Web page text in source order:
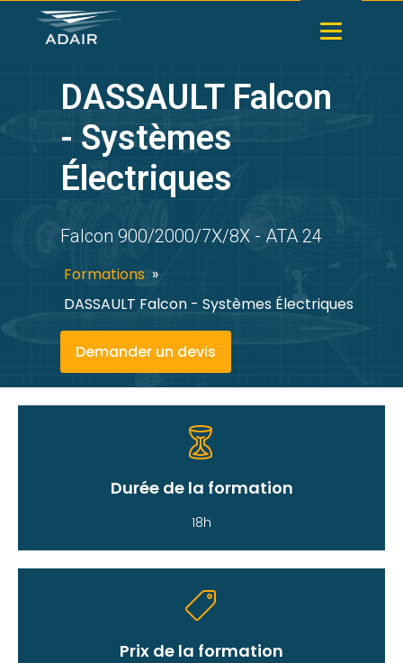
DASSAULT Falcon
- Systèmes
Électriques
Falcon 900/2000/7X/8X - ATA 24
Formations »
DASSAULT Falcon - Systèmes Électriques
Demander un devis
Durée de la formation
18h
Prix de la formation